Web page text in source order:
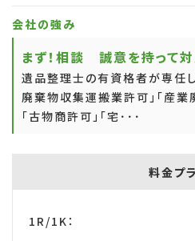
会社の強み
まず！相談 誠意を持って対
遺品整理士の有資格者が専任し
廃棄物収集運搬業許可」「産
「古物商許可」「宅･･･
料金プ
1R/1K：